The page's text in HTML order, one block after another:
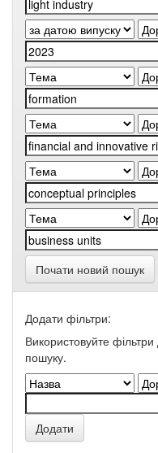
Почати новий пошук
Додати фільтри:
Використовуйте
пошуку.